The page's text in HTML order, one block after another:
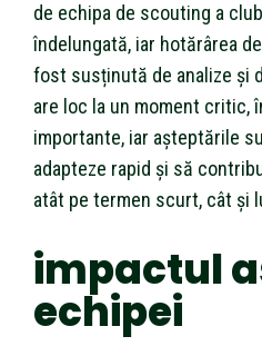
de echipa de scouting a
îndelungată, iar hotărârea
fost susținută de analize și
are loc la un moment critic,
importante, iar așteptările
adapteze rapid și să
atât pe termen scurt, cât și
impactul
echipei